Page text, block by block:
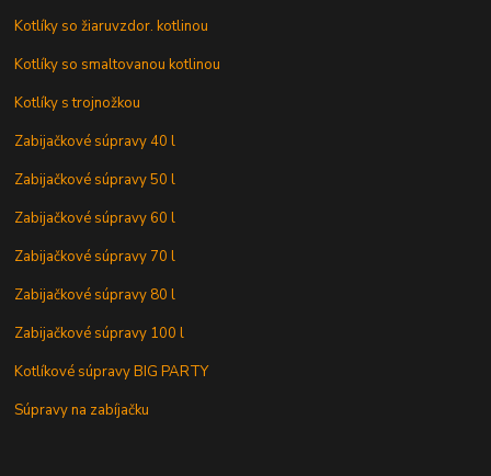
Kotlíky so žiaruvzdor. kotlinou
Kotlíky so smaltovanou kotlinou
Kotlíky s trojnožkou
Zabijačkové súpravy 40 l
Zabijačkové súpravy 50 l
Zabijačkové súpravy 60 l
Zabijačkové súpravy 70 l
Zabijačkové súpravy 80 l
Zabijačkové súpravy 100 l
Kotlíkové súpravy BIG PARTY
Súpravy na zabíjačku